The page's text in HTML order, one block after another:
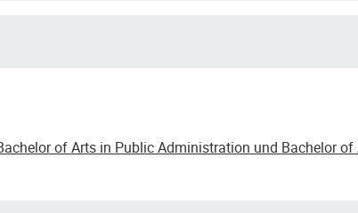
of Arts in Public Administration und Bachelor